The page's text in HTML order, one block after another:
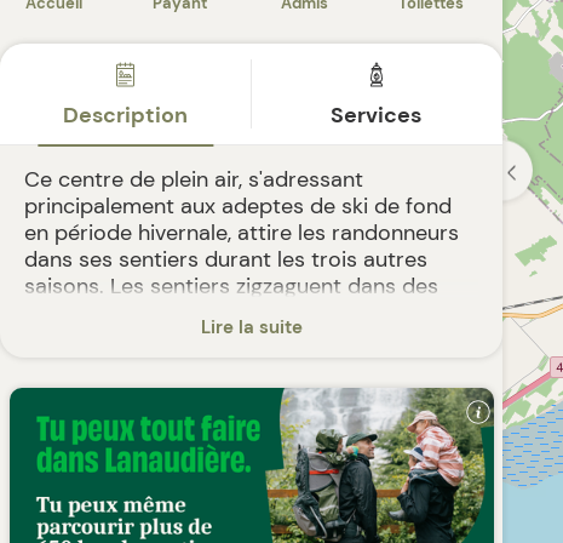
Mauricie
MOULIN SEIGNEURIAL DE POINTE-DU-LAC
Description Services
Ce centre de plein air, s'adressant
principalement aux adeptes de ski de fond
en période hivernale, attire les randonneurs
dans ses sentiers durant les trois autres
saisons. Les sentiers zigzaguent dans des
boisés où court un ruisseau. L'activité
estivale principale est le vélo de montagne.
pas ouverts aux randonneurs par question
de sécurité. Les chemins d'accès utilisés
pour le ski de fond en période hivernale sont
ouverts aux randonneurs durant les trois
autres saisons.
Lire la suite